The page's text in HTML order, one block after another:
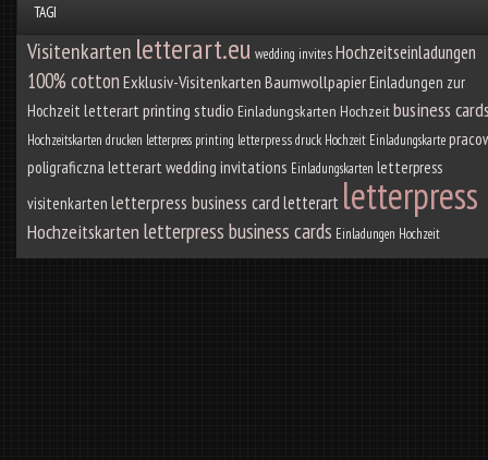
TAGI
Visitenkarten letterart.eu wedding invitesHochzeitseinladungen
100% cotton Exklusiv-Visitenkarten BaumwollpapierEinladungen zur
Hochzeit letterart printing studio Einladungskarten Hochzeitbusiness
Hochzeitskarten drucken letterpress printing letterpress druck Hochzeit Einladungskarte
poligraficzna letterart wedding invitations Einladungskarten letterpress
visitenkarten letterpress business cardletterart letterpress
Hochzeitskarten letterpress business cards Einladungen Hochzeit